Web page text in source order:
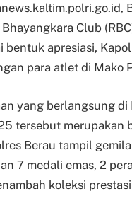
Bhayangkara Club
bentuk apresiasi,
para atlet di Mako
yang berlangsung di
tersebut merupakan
Berau tampil
7 medali emas, 2
koleksi